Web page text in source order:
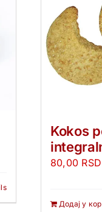
Kokos
80,00 RSD
Додај у